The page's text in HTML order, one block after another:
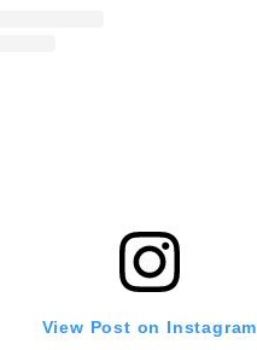
View Post on Instagram